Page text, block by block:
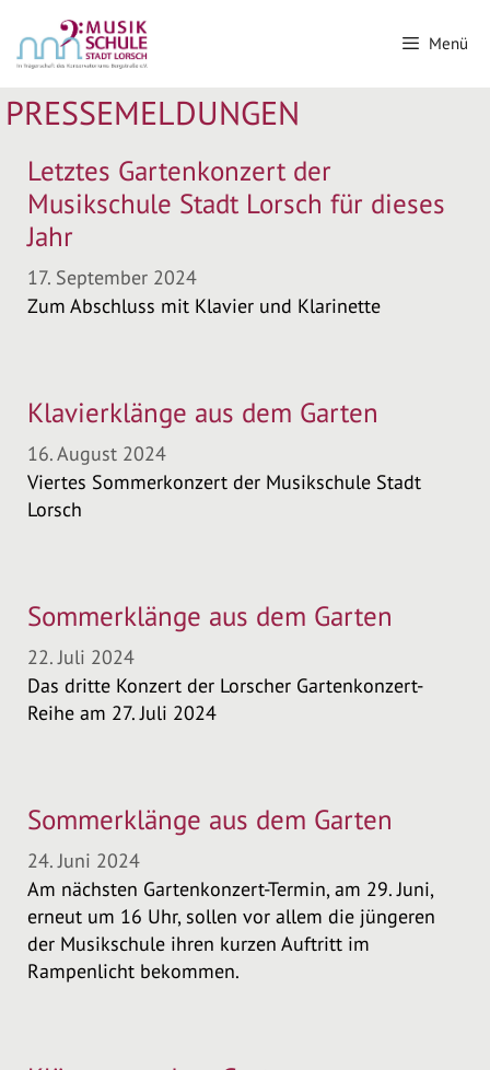
Inhalt
springen
Menü
PRESSEMELDUNGEN
Letztes Gartenkonzert der
Musikschule Stadt Lorsch für dieses
Jahr
17. September 2024
Zum Abschluss mit Klavier und Klarinette
Klavierklänge aus dem Garten
16. August 2024
Viertes Sommerkonzert der Musikschule Stadt
Lorsch
Sommerklänge aus dem Garten
22. Juli 2024
Das dritte Konzert der Lorscher Gartenkonzert-
Reihe am 27. Juli 2024
Sommerklänge aus dem Garten
24. Juni 2024
Am nächsten Gartenkonzert-Termin, am 29. Juni,
erneut um 16 Uhr, sollen vor allem die jüngeren
der Musikschule ihren kurzen Auftritt im
Rampenlicht bekommen.